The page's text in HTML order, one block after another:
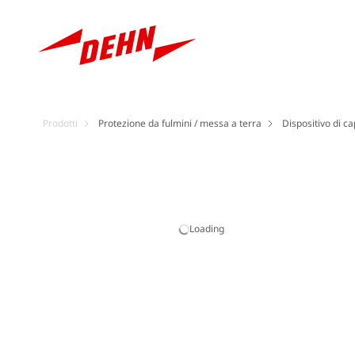
Prodotti Protezione da fulmini / messa a terra Dispositivo di
Loading